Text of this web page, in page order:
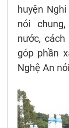
huyện
nói
nước,
góp phần
Nghệ An